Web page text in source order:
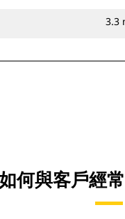
3.3
何與客戶經